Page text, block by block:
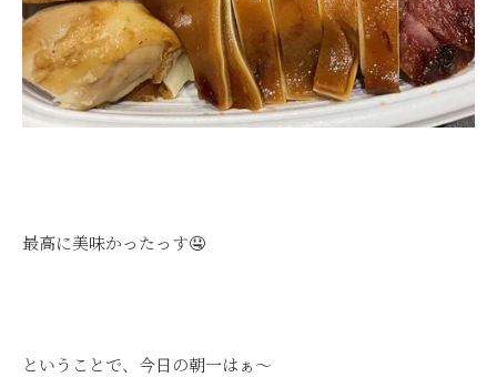
最高に美味かったっす🤤
ということで、今日の朝一はぁ～